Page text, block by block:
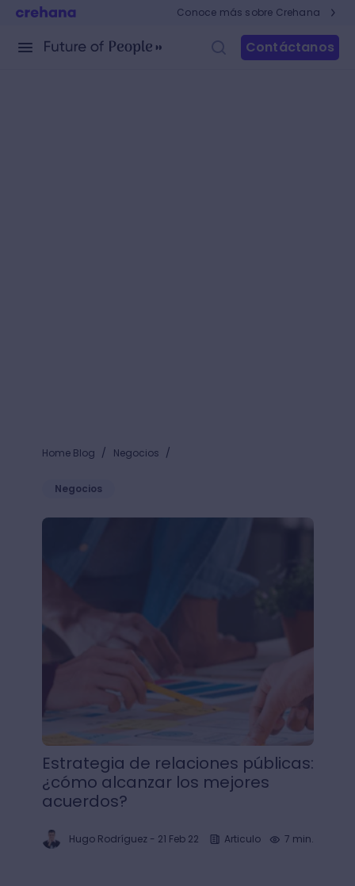
Conoce más sobre Crehana
Contáctanos
Home Blog / Negocios /
Negocios
Estrategia de relaciones públicas: ¿cómo alcanzar
Estrategia de relaciones públicas:
¿cómo alcanzar los mejores
acuerdos?
Hugo Rodríguez- 21 Feb 22 Articulo 7 min.